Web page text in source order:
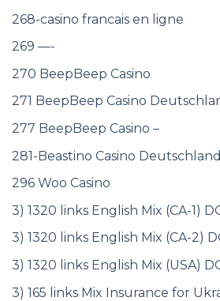
268-casino francais en ligne
269 —-
270 BeepBeep Casino
271 BeepBeep Casino
277 BeepBeep Casino –
281-Beastino Casino Deutschland
296 Woo Casino
3) 1320 links English Mix (CA-1)
3) 1320 links English Mix (CA-2)
3) 1320 links English Mix (USA)
3) 165 links Mix Insurance for